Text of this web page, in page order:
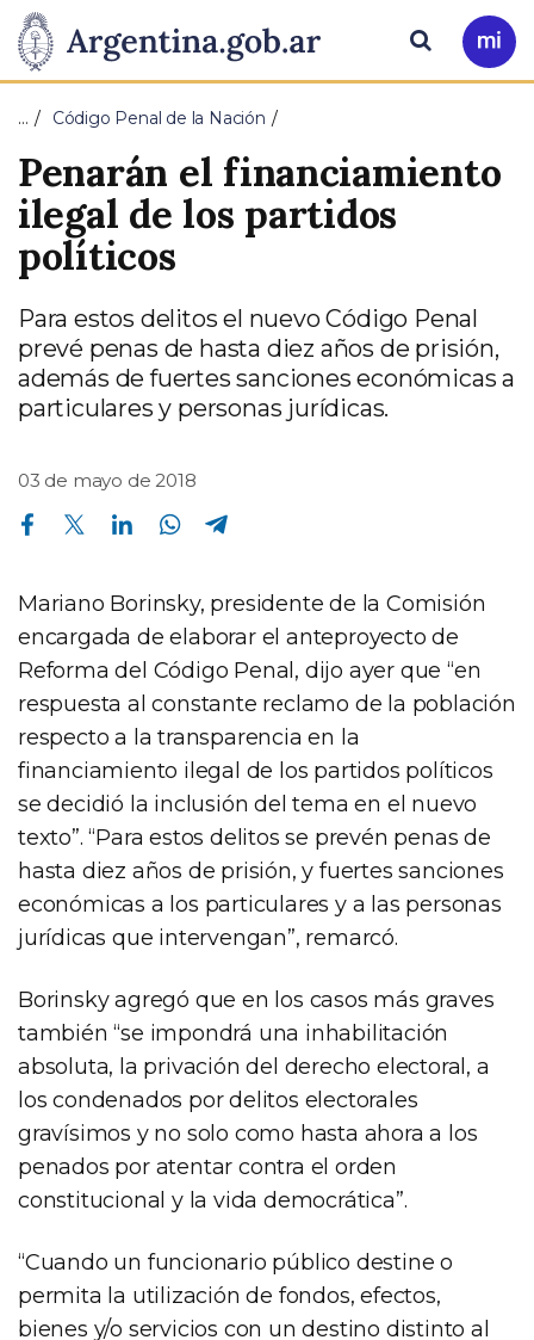
Presidencia
de
la
Nación
Pasar al contenido principal
Ir
a
Buscar
… Código Penal de la Nación
Penarán el financiamiento
ilegal de los partidos
políticos
Para estos delitos el nuevo Código Penal
prevé penas de hasta diez años de prisión,
además de fuertes sanciones económicas a
particulares y personas jurídicas.
03 de mayo de 2018
Compartir en Facebook Compartir en Twitter Compartir en Linkedin Compartir en Whatsapp
Mariano Borinsky, presidente de la Comisión
encargada de elaborar el anteproyecto de
Reforma del Código Penal, dijo ayer que “en
respuesta al constante reclamo de la población
respecto a la transparencia en la
financiamiento ilegal de los partidos políticos
se decidió la inclusión del tema en el nuevo
texto”. “Para estos delitos se prevén penas de
hasta diez años de prisión, y fuertes sanciones
económicas a los particulares y a las personas
jurídicas que intervengan”, remarcó.
Borinsky agregó que en los casos más graves
también “se impondrá una inhabilitación
absoluta, la privación del derecho electoral, a
los condenados por delitos electorales
gravísimos y no solo como hasta ahora a los
penados por atentar contra el orden
constitucional y la vida democrática”.
“Cuando un funcionario público destine o
permita la utilización de fondos, efectos,
bienes y/o servicios con un destino distinto al